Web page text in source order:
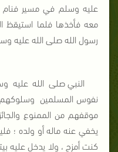
عليه وسلم في مسير
معه فأخذها فلما
رسول الله صلى الله عليه
النبي صلى الله عليه
نفوس المسلمين وسلوكهم
موقفهم من الممنوع
يخفي عنه ماله أو ولده ؛
كنت أمزح ، ولا يدخل عليه